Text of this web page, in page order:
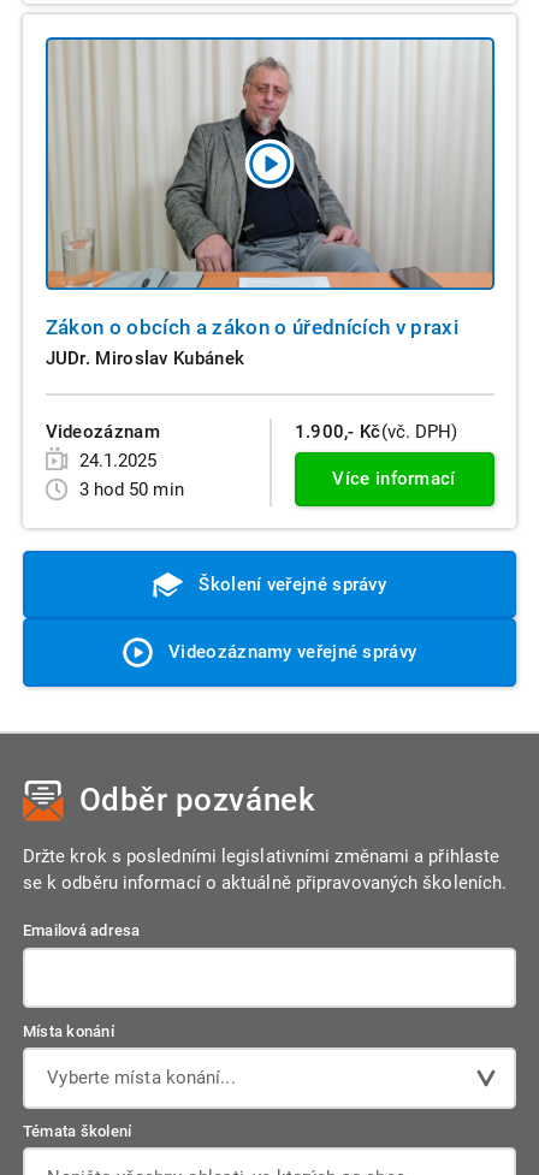
Zákon o obcích a zákon o úřednících v praxi
JUDr. Miroslav Kubánek
Videozáznam
24.1.2025
3 hod 50 min
1.900,- Kč(vč. DPH)
Více informací
Školení veřejné správy
Videozáznamy veřejné správy
Odběr pozvánek
Držte krok s posledními legislativními změnami a přihlaste
se k odběru informací o aktuálně připravovaných školeních.
Emailová adresa
Místa konání
Vyberte místa konání...
Témata školení